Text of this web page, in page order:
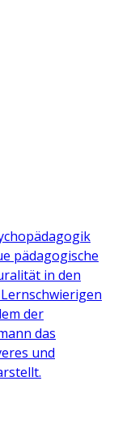
pädagogische
in den
der
das
und